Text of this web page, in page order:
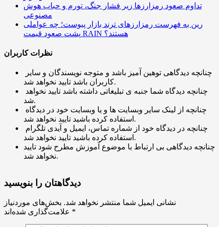
تداوم صعود رمزارزها زیر فشار جنگ، تورم و حباب هوش
مصنوعی
رین به فهرست رمزارزهای ترند بازار پیوست؛ چه عواملی
پشت صعود قیمت RAIN هستند؟
نظرات کاربران
کاربران باشد تایید نخواهد شد.
شد.
استفاده کرده باشید تایید نخواهد شد.
استفاده کرده باشید تایید نخواهد شد.
چنانچه دیدگاهی بی ارتباط با موضوع آموزش مطرح شود تایید
نخواهد شد.
دیدگاهتان را بنویسید
نشانی ایمیل شما منتشر نخواهد شد. بخش‌های موردنیاز
*